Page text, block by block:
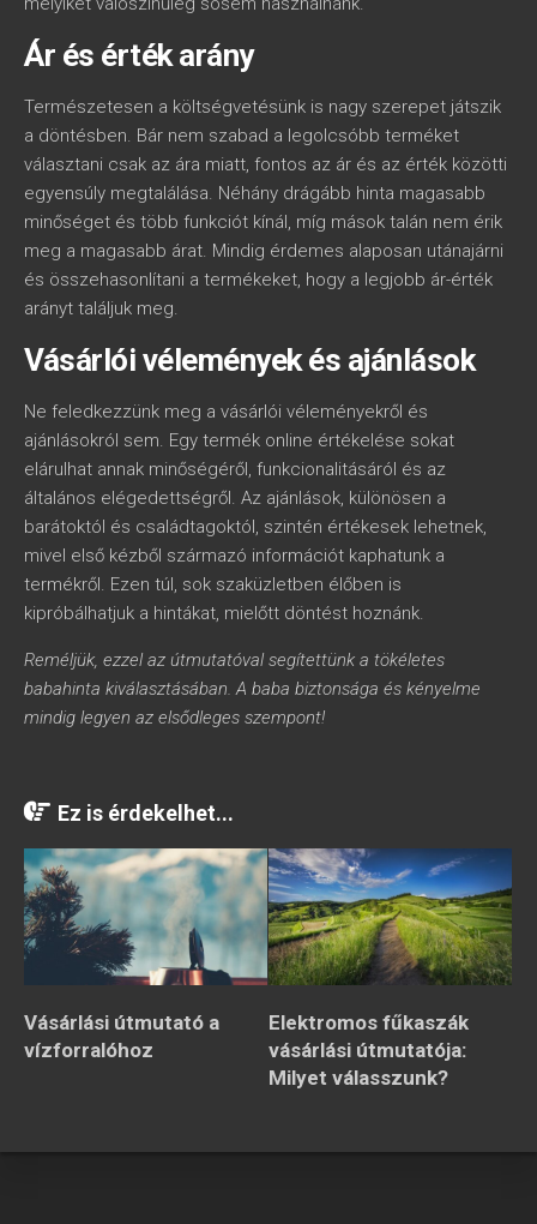
Ár és érték arány
Természetesen a költségvetésünk is nagy szerepet játszik
a döntésben. Bár nem szabad a legolcsóbb terméket
választani csak az ára miatt, fontos az ár és az érték közötti
egyensúly megtalálása. Néhány drágább hinta magasabb
minőséget és több funkciót kínál, míg mások talán nem érik
meg a magasabb árat. Mindig érdemes alaposan utánajárni
és összehasonlítani a termékeket, hogy a legjobb ár-érték
arányt találjuk meg.
Vásárlói vélemények és ajánlások
Ne feledkezzünk meg a vásárlói véleményekről és
ajánlásokról sem. Egy termék online értékelése sokat
elárulhat annak minőségéről, funkcionalitásáról és az
általános elégedettségről. Az ajánlások, különösen a
barátoktól és családtagoktól, szintén értékesek lehetnek,
mivel első kézből származó információt kaphatunk a
termékről. Ezen túl, sok szaküzletben élőben is
kipróbálhatjuk a hintákat, mielőtt döntést hoznánk.
Reméljük, ezzel az útmutatóval segítettünk a tökéletes
babahinta kiválasztásában. A baba biztonsága és kényelme
mindig legyen az elsődleges szempont!
Ez is érdekelhet...
Vásárlási útmutató a
vízforralóhoz
Elektromos fűkaszák
vásárlási útmutatója:
Milyet válasszunk?